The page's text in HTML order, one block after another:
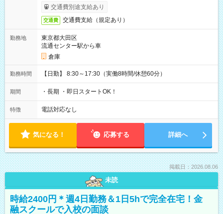
交通費別途支給あり
交通費 交通費支給（規定あり）
勤務地
東京都大田区
流通センター駅から車
倉庫
勤務時間 【日勤】 8:30～17:30（実働8時間/休憩60分）
期間 ・長期 ・即日スタートOK！
特徴 電話対応なし
気になる！ 応募する 詳細へ
掲載日：2026.08.06
未読
時給2400円＊週4日勤務＆1日5hで完全在宅！金
融スクールで入校の面談